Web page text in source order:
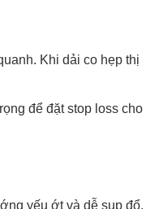
Khi dải co hẹp thị
để đặt stop loss cho
yếu ớt và dễ sụp đổ.